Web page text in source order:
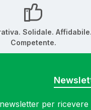
Solidale. Affidabile.
Competente.
per